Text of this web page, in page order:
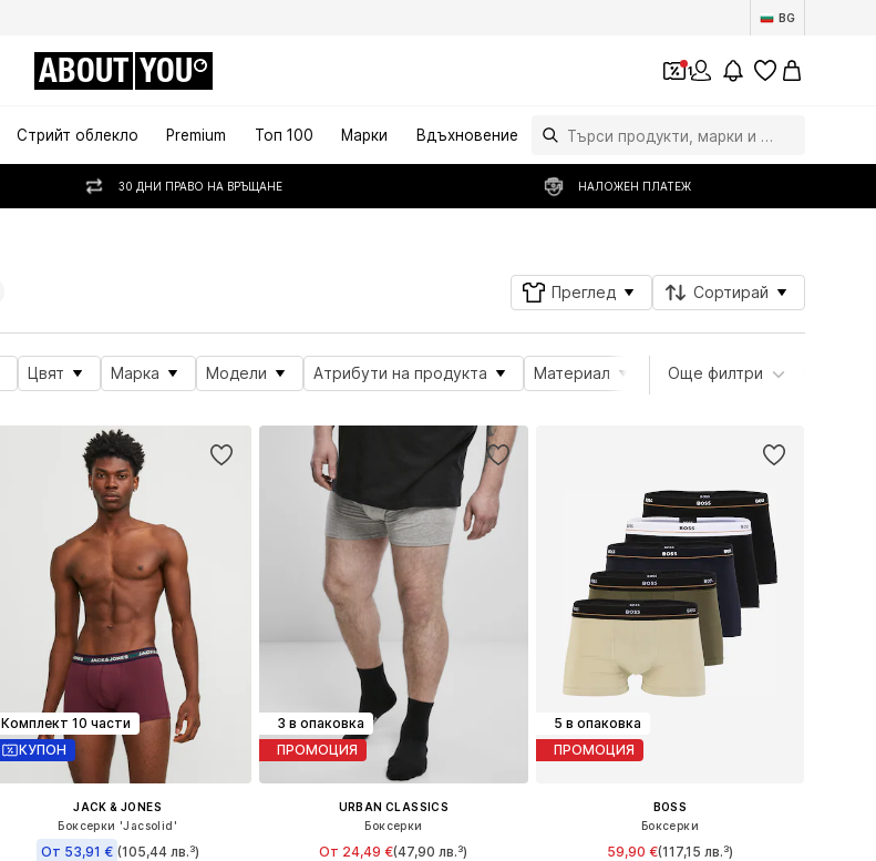
BG
ABOUT YOU 1
Стрийт облекло Premium Топ 100 Марки Вдъхновение
30 ДНИ ПРАВО НА ВРЪЩАНЕ НАЛОЖЕН ПЛАТЕЖ
Преглед Сортирай
Цвят Марка Модели Атрибути на продукта Материал Специални размери
Още филтри
Комплект 10 части
КУПОН
JACK & JONES
Боксерки 'Jacsolid'
От 53,91 € (105,44 лв.³)
3 в опаковка
ПРОМОЦИЯ
URBAN CLASSICS
Боксерки
От 24,49 €(47,90 лв.³)
5 в опаковка
ПРОМОЦИЯ
BOSS
Боксерки
59,90 €(117,15 лв.³)